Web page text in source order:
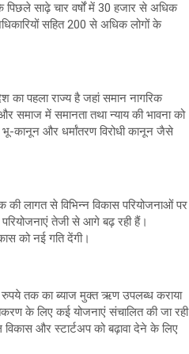
पिछले साढ़े चार वर्षों में 30 हजार से अधिक
सहित 200 से अधिक लोगों के
का पहला राज्य है जहां समान नागरिक
समाज में समानता तथा न्याय की भावना को
कानून और धर्मांतरण विरोधी कानून जैसे
लागत से विभिन्न विकास परियोजनाओं पर
तेजी से आगे बढ़ रही हैं।
को नई गति देंगी।
रुपये तक का ब्याज मुक्त ऋण उपलब्ध कराया
के लिए कई योजनाएं संचालित की जा रही
और स्टार्टअप को बढ़ावा देने के लिए